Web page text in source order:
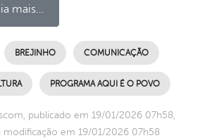
mais...
BREJINHO COMUNICAÇÃO
PROGRAMA AQUI É O POVO
publicado em 19/01/2026 07h58,
modificação em 19/01/2026 07h58